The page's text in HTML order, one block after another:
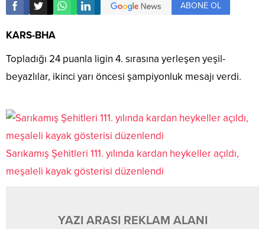
ABONE OL
KARS-BHA
Topladığı 24 puanla ligin 4. sırasına yerleşen yeşil-
beyazlılar, ikinci yarı öncesi şampiyonluk mesajı verdi.
Sarıkamış Şehitleri 111. yılında kardan heykeller açıldı,
meşaleli kayak gösterisi düzenlendi
YAZI ARASI REKLAM ALANI